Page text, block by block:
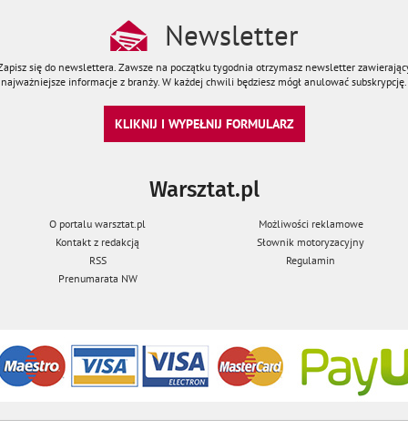
Newsletter
się do newslettera. Zawsze na początku tygodnia otrzymasz newsletter
najważniejsze informacje z branży. W każdej chwili będziesz mógł anulować subskrypcję.
KLIKNIJ I WYPEŁNIJ FORMULARZ
Warsztat.pl
O portalu warsztat.pl
Możliwości reklamowe
Kontakt z redakcją
Słownik motoryzacyjny
RSS
Regulamin
Prenumarata NW